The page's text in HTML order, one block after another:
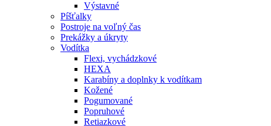
Výstavné
Píšťalky
Postroje na voľný čas
Prekážky a úkryty
Vodítka
Flexi, vychádzkové
HEXA
Karabíny a doplnky k vodítkam
Kožené
Pogumované
Popruhové
Retiazkové